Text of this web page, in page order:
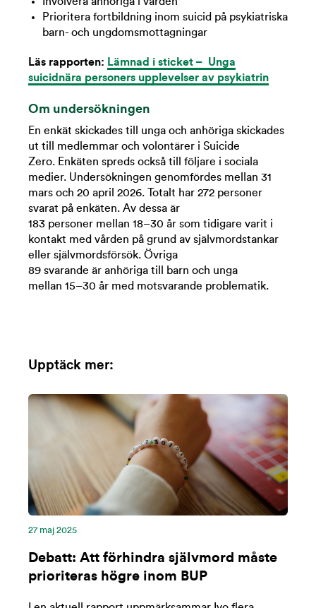
Prioritera fortbildning inom suicid på psykiatriska
barn- och ungdomsmottagningar
Läs rapporten: Lämnad i sticket – Unga
suicidnära personers upplevelser av psykiatrin
Om undersökningen
En enkät skickades till unga och anhöriga skickades
ut till medlemmar och volontärer i Suicide
Zero. Enkäten spreds också till följare i sociala
medier. Undersökningen genomfördes mellan 31
mars och 20 april 2026. Totalt har 272 personer
svarat på enkäten. Av dessa är
183 personer mellan 18–30 år som tidigare varit i
kontakt med vården på grund av självmordstankar
eller självmordsförsök. Övriga
89 svarande är anhöriga till barn och unga
mellan 15–30 år med motsvarande problematik.
Upptäck mer:
27 maj 2025
Debatt: Att förhindra självmord måste
prioriteras högre inom BUP